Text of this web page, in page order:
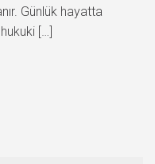
Günlük hayatta
[…]